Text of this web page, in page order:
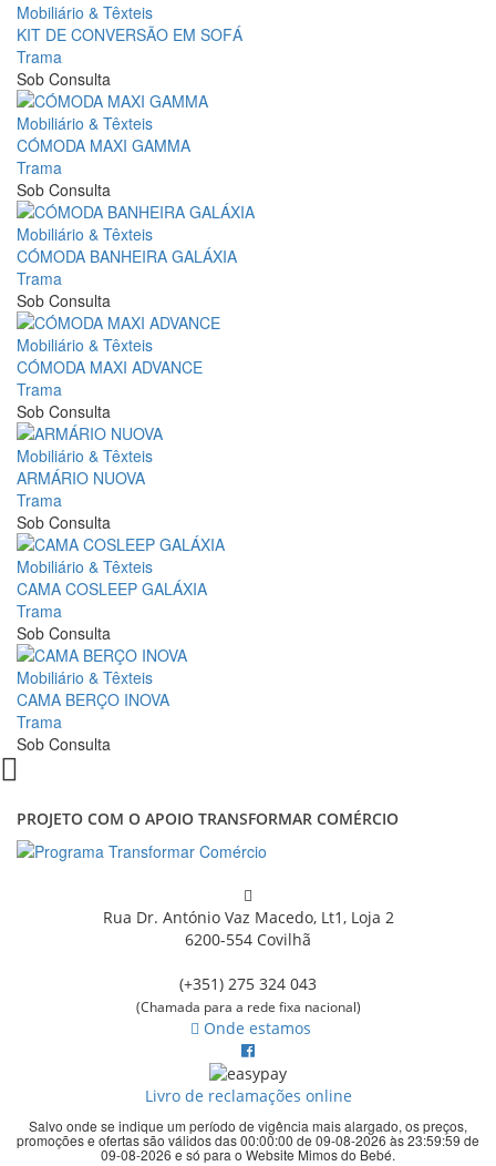
Mobiliário & Têxteis
KIT DE CONVERSÃO EM SOFÁ
Trama
Sob Consulta
Mobiliário & Têxteis
CÓMODA MAXI GAMMA
Trama
Sob Consulta
Mobiliário & Têxteis
CÓMODA BANHEIRA GALÁXIA
Trama
Sob Consulta
Mobiliário & Têxteis
CÓMODA MAXI ADVANCE
Trama
Sob Consulta
Mobiliário & Têxteis
ARMÁRIO NUOVA
Trama
Sob Consulta
Mobiliário & Têxteis
CAMA COSLEEP GALÁXIA
Trama
Sob Consulta
Mobiliário & Têxteis
CAMA BERÇO INOVA
Trama
Sob Consulta
PROJETO COM O APOIO TRANSFORMAR COMÉRCIO
Rua Dr. António Vaz Macedo, Lt1, Loja 2
6200-554 Covilhã
(+351) 275 324 043
(Chamada para a rede fixa nacional)
Onde estamos
Livro de reclamações online
Salvo onde se indique um período de vigência mais alargado, os preços,
promoções e ofertas são válidos das 00:00:00 de 09-08-2026 às 23:59:59 de
09-08-2026 e só para o Website Mimos do Bebé.